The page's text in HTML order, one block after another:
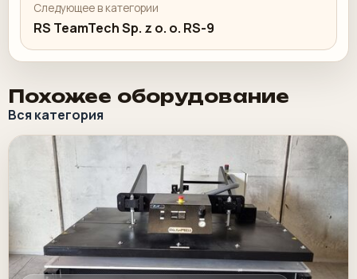
Следующее в категории
RS TeamTech Sp. z o. o. RS-9
Похожее оборудование
Вся категория